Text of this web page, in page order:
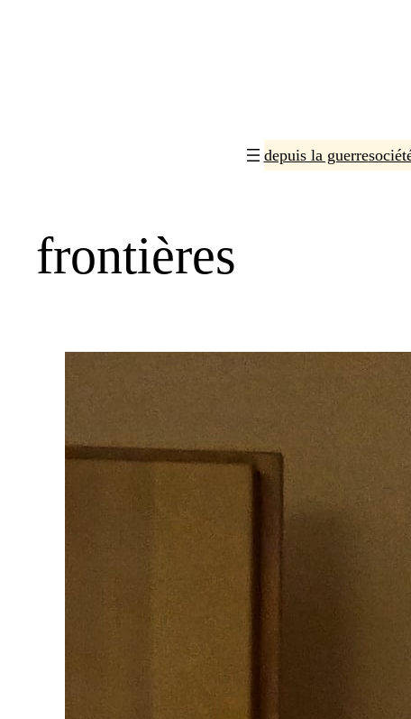
depuis la guerre
frontières